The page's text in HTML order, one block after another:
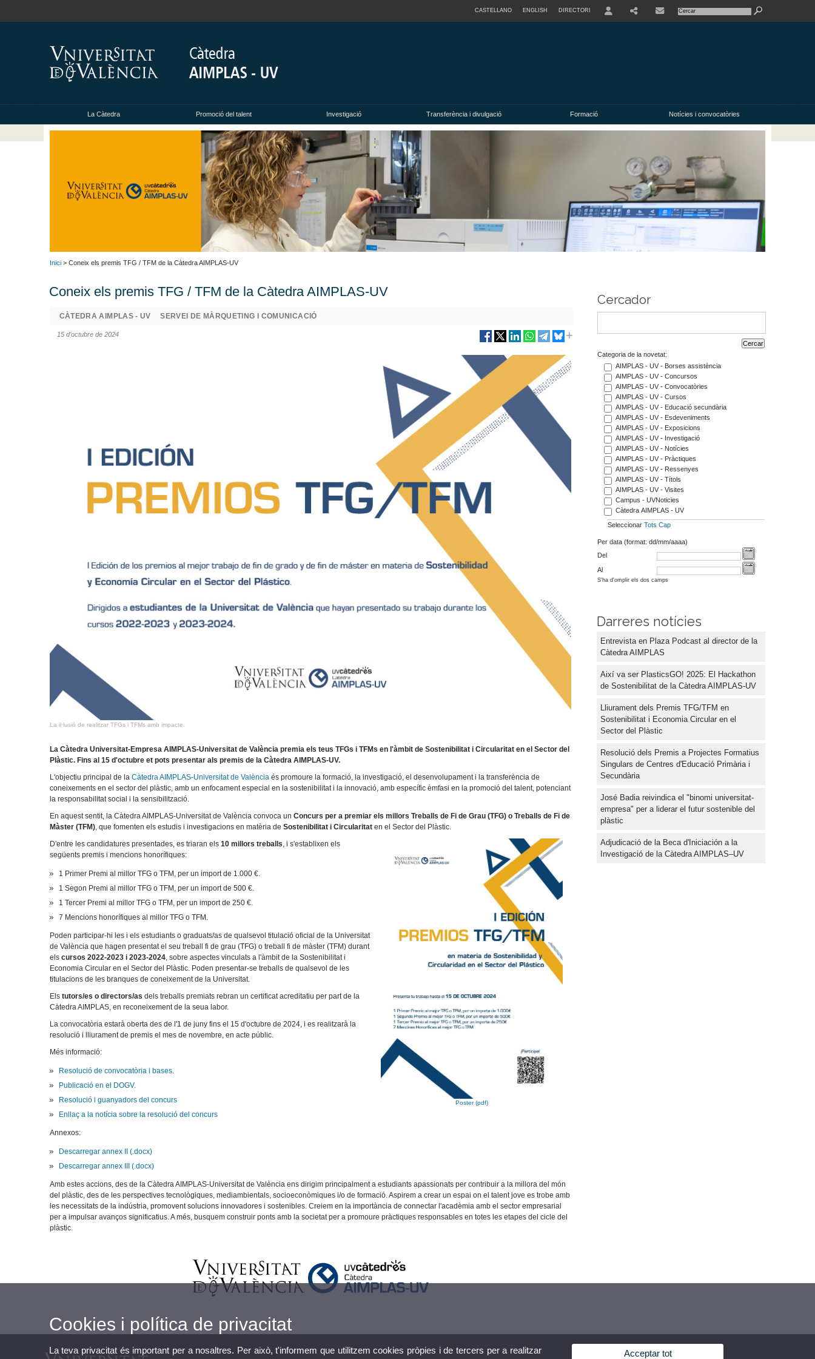
CASTELLANO ENGLISH DIRECTORI
La Càtedra Promoció del talent Investigació Transferència i divulgació Formació Notícies i convocatòries
Inici > Coneix els premis TFG / TFM de la Càtedra AIMPLAS-UV
Coneix els premis TFG / TFM de la Càtedra AIMPLAS-UV
CÀTEDRA AIMPLAS - UV SERVEI DE MÀRQUETING I COMUNICACIÓ
15 d’octubre de 2024
La il·lusió de realitzar TFGs i TFMs amb impacte.
La Càtedra Universitat-Empresa AIMPLAS-Universitat de València premia els teus TFGs i TFMs en l'àmbit de Sostenibilitat i Circularitat en el Sector del
Plàstic. Fins al 15 d'octubre et pots presentar als premis de la Càtedra AIMPLAS-UV.
L'objectiu principal de laCàtedra AIMPLAS-Universitat de València és promoure la formació, la investigació, el desenvolupament i la transferència de
coneixements en el sector del plàstic, amb un enfocament especial en la sostenibilitat i la innovació, amb específic èmfasi en la promoció del talent, potenciant
la responsabilitat social i la sensibilització.
En aquest sentit, la Càtedra AIMPLAS-Universitat de València convoca unConcurs per a premiar els millors Treballs de Fi de Grau (TFG) o Treballs de Fi de
Màster (TFM), que fomenten els estudis i investigacions en matèria deSostenibilitat i Circularitat en el Sector del Plàstic.
Poster (pdf)
D'entre les candidatures presentades, es triaran els10 millors treballs , i s'establixen els
següents premis i mencions honorífiques:
1 Primer Premi al millor TFG o TFM, per un import de 1.000 €.
1 Segon Premi al millor TFG o TFM, per un import de 500 €.
1 Tercer Premi al millor TFG o TFM, per un import de 250 €.
7 Mencions honorífiques al millor TFG o TFM.
Poden participar-hi les i els estudiants o graduats/as de qualsevol titulació oficial de la Universitat
de València que hagen presentat el seu treball fi de grau (TFG) o treball fi de màster (TFM) durant
els cursos 2022-2023 i 2023-2024 , sobre aspectes vinculats a l'àmbit de la Sostenibilitat i
Economia Circular en el Sector del Plàstic. Poden presentar-se treballs de qualsevol de les
titulacions de les branques de coneixement de la Universitat.
Elstutors/es o directors/asdels treballs premiats rebran un certificat acreditatiu per part de la
Càtedra AIMPLAS, en reconeixement de la seua labor.
La convocatòria estarà oberta des de l'1 de juny fins el 15 d'octubre de 2024, i es realitzarà la
resolució i lliurament de premis el mes de novembre, en acte públic.
Més informació:
Resolució de convocatòria i bases
Publicació en el DOGV.
Resolució i guanyadors del concurs
Enllaç a la notícia sobre la resolució del concurs
Annexos:
Descarregar annex II (.docx)
Descarregar annex III (.docx)
Amb estes accions, des de la Càtedra AIMPLAS-Universitat de València ens dirigim principalment a estudiants apassionats per contribuir a la millora del món
del plàstic, des de les perspectives tecnològiques, mediambientals, socioeconòmiques i/o de formació. Aspirem a crear un espai on el talent jove es trobe amb
les necessitats de la indústria, promovent solucions innovadores i sostenibles. Creiem en la importància de connectar l'acadèmia amb el sector empresarial
per a impulsar avanços significatius. A més, busquem construir ponts amb la societat per a promoure pràctiques responsables en totes les etapes del cicle del
plàstic.
Cercador
Categoria de la novetat:
AIMPLAS - UV - Borses assistència
AIMPLAS - UV - Concursos
AIMPLAS - UV - Convocatòries
AIMPLAS - UV - Cursos
AIMPLAS - UV - Educació secundària
AIMPLAS - UV - Esdeveniments
AIMPLAS - UV - Exposicions
AIMPLAS - UV - Investigació
AIMPLAS - UV - Notícies
AIMPLAS - UV - Pràctiques
AIMPLAS - UV - Ressenyes
AIMPLAS - UV - Títols
AIMPLAS - UV - Visites
Campus - UVNoticies
Càtedra AIMPLAS - UV
Seleccionar Tots Cap
Per data (format: dd/mm/aaaa)
Del
Al
S'ha d'omplir els dos camps
Darreres notícies
Entrevista en Plaza Podcast al director de la
Càtedra AIMPLAS
Així va ser PlasticsGO! 2025: El Hackathon
de Sostenibilitat de la Càtedra AIMPLAS-UV
Lliurament dels Premis TFG/TFM en
Sostenibilitat i Economia Circular en el
Sector del Plàstic
Resolució dels Premis a Projectes Formatius
Singulars de Centres d'Educació Primària i
Secundària
José Badia reivindica el "binomi universitat-
empresa" per a liderar el futur sostenible del
plàstic
Adjudicació de la Beca d'Iniciación a la
Investigació de la Càtedra AIMPLAS–UV
Cookies i política de privacitat
La teva privacitat és important per a nosaltres. Per això, t'informem que utilitzem cookies pròpies i de tercers per a realitzar
Acceptar tot